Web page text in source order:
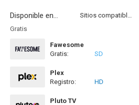
Disponible en...
Sitios compatibles
Gratis
Fawesome
Gratis:
SD
Plex
Registro:
HD
Pluto TV